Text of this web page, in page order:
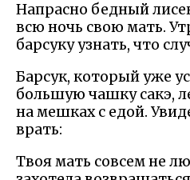
Напрасно бедный
всю ночь свою мать.
барсуку узнать, что
Барсук, который уже
большую чашку сакэ,
на мешках с едой.
врать:
Твоя мать совсем не